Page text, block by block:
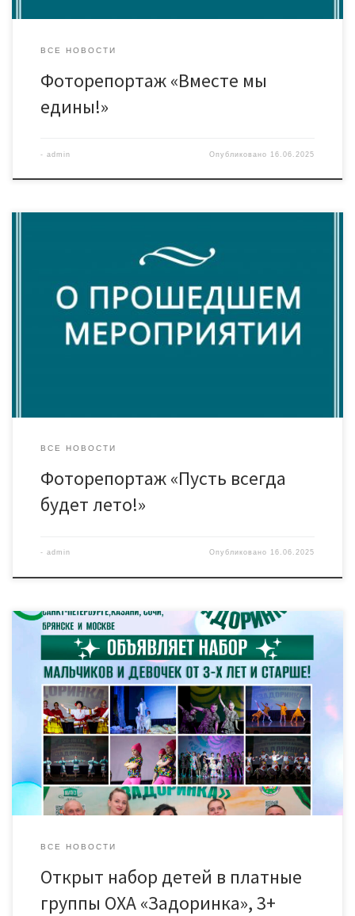
ВСЕ НОВОСТИ
Фоторепортаж «Вместе мы
едины!»
- admin Опубликовано 16.06.2025
Сегодня в малом зале Дома культуры «Знамя труда» царило
лагерей МАОУ СОШ №35 стали участниками конкурсно-игровой
программы «Пусть всегда будет лето!». Ребята с
неподдельным восторгом участвовали в разнообразных
развлечениях: отгадывали музыкальные загадки, танцевали
ВСЕ НОВОСТИ
Фоторепортаж «Пусть всегда
будет лето!»
- admin Опубликовано 16.06.2025
Внимание! Открыт новый набор детей от 3-х лет в платные
группы образцового хореографического ансамбля
«Задоринка» на 2025-2026 учебный год! Набор детей идёт в
следующие возрастные группы: – 3-4 года; – 4-5 лет; – 5-6 лет;
– 7-9 лет; – от 10 лет и старше (с хореографической
подготовкой). Запись по ссылке […]
ВСЕ НОВОСТИ
Открыт набор детей в платные
группы ОХА «Задоринка», 3+